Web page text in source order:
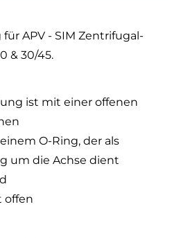
APV - SIM Zentrifugal-
& 30/45.
ist mit einer offenen
O-Ring, der als
um die Achse dient
offen